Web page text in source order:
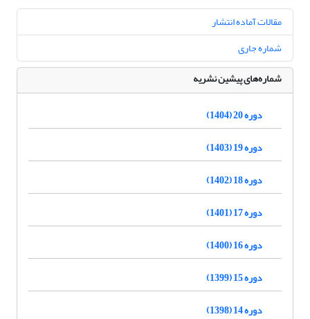
مقالات آماده انتشار
شماره جاری
شماره‌های پیشین نشریه
دوره 20 (1404)
دوره 19 (1403)
دوره 18 (1402)
دوره 17 (1401)
دوره 16 (1400)
دوره 15 (1399)
دوره 14 (1398)